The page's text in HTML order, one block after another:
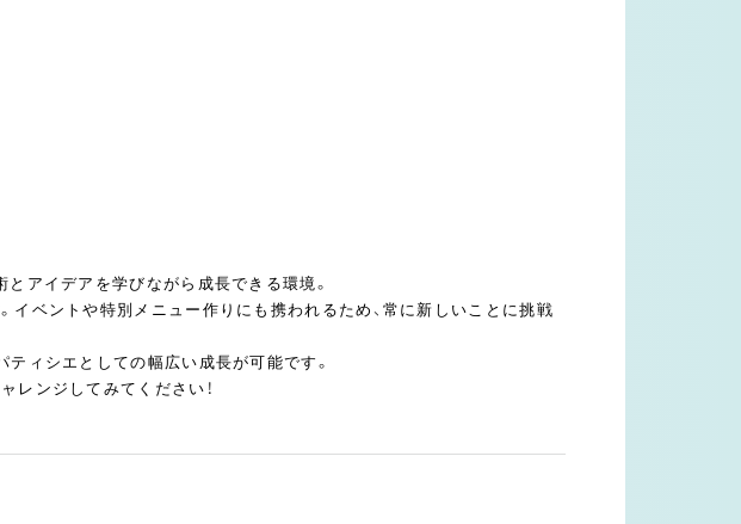
アイデアを学びながら成長できる環境。
イベントや特別メニュー作りにも携われるため、常に新しいことに挑戦
ィシエとしての幅広い成長が可能です。
レンジしてみてください！